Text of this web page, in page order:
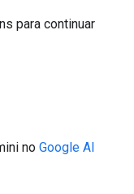
para continuar
no Google AI